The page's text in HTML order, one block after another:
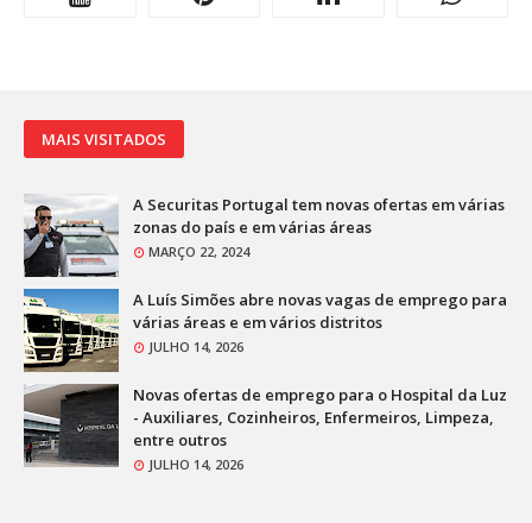
MAIS VISITADOS
A Securitas Portugal tem novas ofertas em várias
zonas do país e em várias áreas
MARÇO 22, 2024
A Luís Simões abre novas vagas de emprego para
várias áreas e em vários distritos
JULHO 14, 2026
Novas ofertas de emprego para o Hospital da Luz
- Auxiliares, Cozinheiros, Enfermeiros, Limpeza,
entre outros
JULHO 14, 2026